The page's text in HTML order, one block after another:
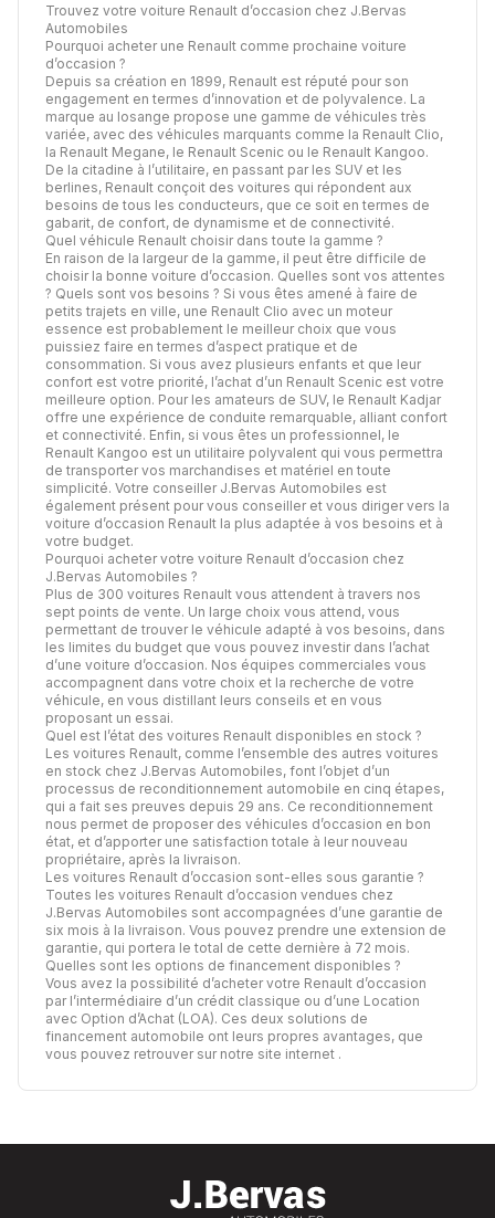
Trouvez votre voiture Renault d’occasion chez J.Bervas
Automobiles
Pourquoi acheter une Renault comme prochaine voiture
d’occasion ?
Depuis sa création en 1899, Renault est réputé pour son
engagement en termes d’innovation et de polyvalence. La
marque au losange propose une gamme de véhicules très
variée, avec des véhicules marquants comme la Renault Clio,
la Renault Megane, le Renault Scenic ou le Renault Kangoo.
De la citadine à l’utilitaire, en passant par les SUV et les
berlines, Renault conçoit des voitures qui répondent aux
besoins de tous les conducteurs, que ce soit en termes de
gabarit, de confort, de dynamisme et de connectivité.
Quel véhicule Renault choisir dans toute la gamme ?
En raison de la largeur de la gamme, il peut être difficile de
choisir la bonne voiture d’occasion. Quelles sont vos attentes
? Quels sont vos besoins ? Si vous êtes amené à faire de
petits trajets en ville, une Renault Clio avec un moteur
essence est probablement le meilleur choix que vous
puissiez faire en termes d’aspect pratique et de
consommation. Si vous avez plusieurs enfants et que leur
confort est votre priorité, l’achat d’un Renault Scenic est votre
meilleure option. Pour les amateurs de SUV, le Renault Kadjar
offre une expérience de conduite remarquable, alliant confort
et connectivité. Enfin, si vous êtes un professionnel, le
Renault Kangoo est un utilitaire polyvalent qui vous permettra
de transporter vos marchandises et matériel en toute
simplicité. Votre conseiller J.Bervas Automobiles est
également présent pour vous conseiller et vous diriger vers la
voiture d’occasion Renault la plus adaptée à vos besoins et à
votre budget.
Pourquoi acheter votre voiture Renault d’occasion chez
J.Bervas Automobiles ?
Plus de 300 voitures Renault vous attendent à travers nos
sept points de vente. Un large choix vous attend, vous
permettant de trouver le véhicule adapté à vos besoins, dans
les limites du budget que vous pouvez investir dans l’achat
d’une voiture d’occasion. Nos équipes commerciales vous
accompagnent dans votre choix et la recherche de votre
véhicule, en vous distillant leurs conseils et en vous
proposant un essai.
Quel est l’état des voitures Renault disponibles en stock ?
Les voitures Renault, comme l’ensemble des autres voitures
en stock chez J.Bervas Automobiles, font l’objet d’un
processus de reconditionnement automobile en cinq étapes,
qui a fait ses preuves depuis 29 ans. Ce reconditionnement
nous permet de proposer des véhicules d’occasion en bon
état, et d’apporter une satisfaction totale à leur nouveau
propriétaire, après la livraison.
Les voitures Renault d’occasion sont-elles sous garantie ?
Toutes les voitures Renault d’occasion vendues chez
J.Bervas Automobiles sont accompagnées d’une garantie de
six mois à la livraison. Vous pouvez prendre une extension de
garantie, qui portera le total de cette dernière à 72 mois.
Quelles sont les options de financement disponibles ?
Vous avez la possibilité d’acheter votre Renault d’occasion
par l’intermédiaire d’un crédit classique ou d’une Location
avec Option d’Achat (LOA). Ces deux solutions de
financement automobile ont leurs propres avantages, que
vous pouvez retrouver sur notre site internet .